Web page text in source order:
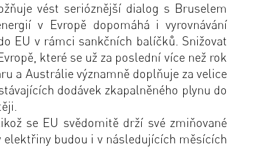
vést serióznější dialog s Bruselem
v Evropě dopomáhá i vyrovnávání
EU v rámci sankčních balíčků. Snižovat
které se už za poslední více než rok
a Austrálie významně doplňuje za velice
dodávek zkapalněného plynu do
se EU svědomitě drží své zmiňované
budou i v následujících měsících